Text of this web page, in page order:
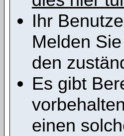
Ihr
Melden
den
Es gibt
einen